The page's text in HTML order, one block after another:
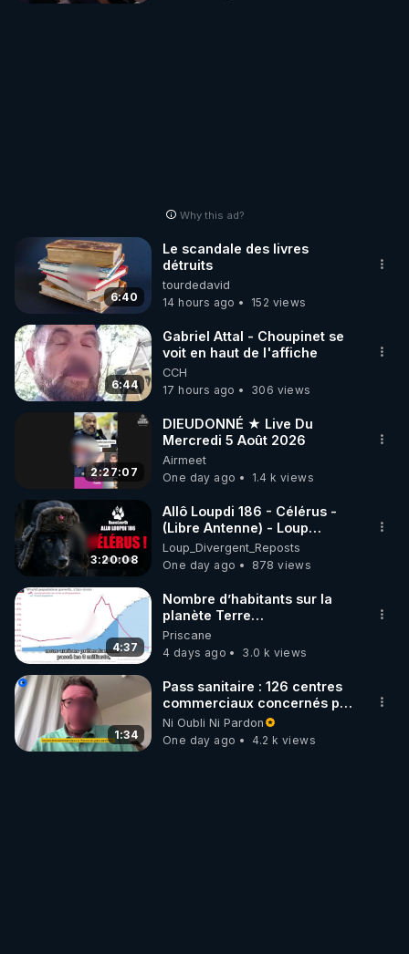
Why this ad?
6:40
Le scandale des livres
détruits
tourdedavid
14 hours ago
152 views
6:44
Gabriel Attal - Choupinet se
voit en haut de l'affiche
CCH
17 hours ago
306 views
2:27:07
DIEUDONNÉ ★ Live Du
Mercredi 5 Août 2026
Airmeet
One day ago
1.4 k views
3:20:08
Allô Loupdi 186 - Célérus -
(Libre Antenne) - Loup
Divergent 2026.08.06
Loup_Divergent_Reposts
One day ago
878 views
4:37
Nombre d’habitants sur la
planète Terre…
Priscane
4 days ago
3.0 k views
1:34
Pass sanitaire : 126 centres
commerciaux concernés par
l'obligation dans toute la
France
Ni Oubli Ni Pardon
One day ago
4.2 k views